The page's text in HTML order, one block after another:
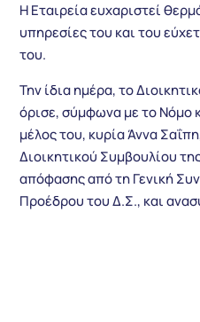
Η Εταιρεία ευχαριστεί
υπηρεσίες του και του
του.
Την ίδια ημέρα, το
όρισε, σύμφωνα με το Νόμο
μέλος του, κυρία Άννα
Διοικητικού Συμβουλίου
απόφασης από τη Γενική
Προέδρου του Δ.Σ., και